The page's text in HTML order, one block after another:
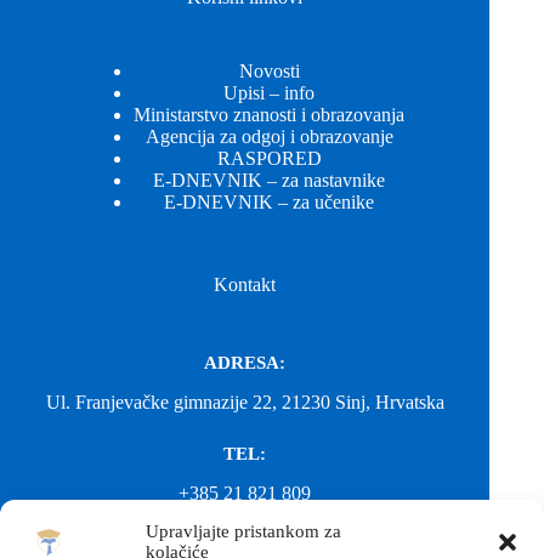
Upravljajte pristankom za
kolačiće
Novosti
Upisi – info
Ministarstvo znanosti i obrazovanja
Agencija za odgoj i obrazovanje
RASPORED
E-DNEVNIK – za nastavnike
E-DNEVNIK – za učenike
Kontakt
ADRESA:
Ul. Franjevačke gimnazije 22, 21230 Sinj, Hrvatska
TEL:
+385 21 821 809
EMAIL: